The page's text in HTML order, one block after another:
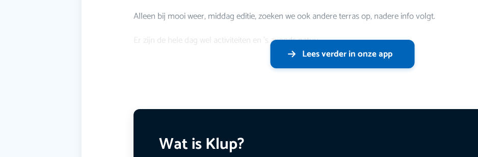
Alleen bij mooi weer, middag editie, zoeken we ook andere terras op, nadere info volgt.
Er zijn de hele dag wel activiteiten en 's avonds natuu
Lees verder in onze app
Wat is Klup?